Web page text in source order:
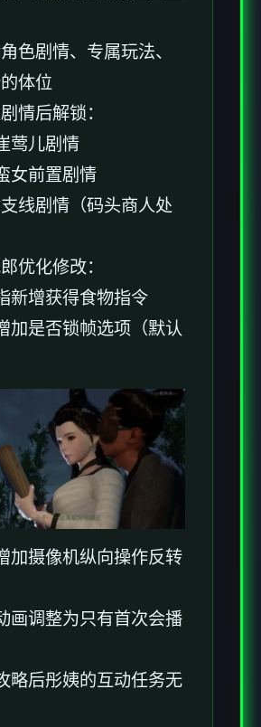
色剧情、专属玩法、
体位
情后解锁：
莺儿剧情
女前置剧情
线剧情（码头商人处
优化修改：
新增获得食物指令
加是否锁帧选项（默认
加摄像机纵向操作反转
画调整为只有首次会播
略后彤姨的互动任务无